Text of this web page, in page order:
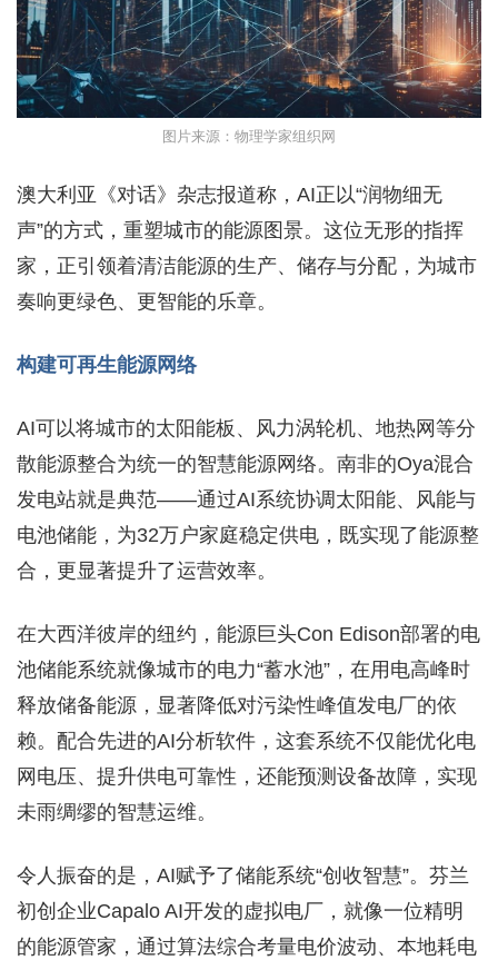
图片来源：物理学家组织网
澳大利亚《对话》杂志报道称，AI正以“润物细无
声”的方式，重塑城市的能源图景。这位无形的指挥
家，正引领着清洁能源的生产、储存与分配，为城市
奏响更绿色、更智能的乐章。
构建可再生能源网络
AI可以将城市的太阳能板、风力涡轮机、地热网等分
散能源整合为统一的智慧能源网络。南非的Oya混合
发电站就是典范——通过AI系统协调太阳能、风能与
电池储能，为32万户家庭稳定供电，既实现了能源整
合，更显著提升了运营效率。
在大西洋彼岸的纽约，能源巨头Con Edison部署的电
池储能系统就像城市的电力“蓄水池”，在用电高峰时
释放储备能源，显著降低对污染性峰值发电厂的依
赖。配合先进的AI分析软件，这套系统不仅能优化电
网电压、提升供电可靠性，还能预测设备故障，实现
未雨绸缪的智慧运维。
令人振奋的是，AI赋予了储能系统“创收智慧”。芬兰
初创企业Capalo AI开发的虚拟电厂，就像一位精明
的能源管家，通过算法综合考量电价波动、本地耗电